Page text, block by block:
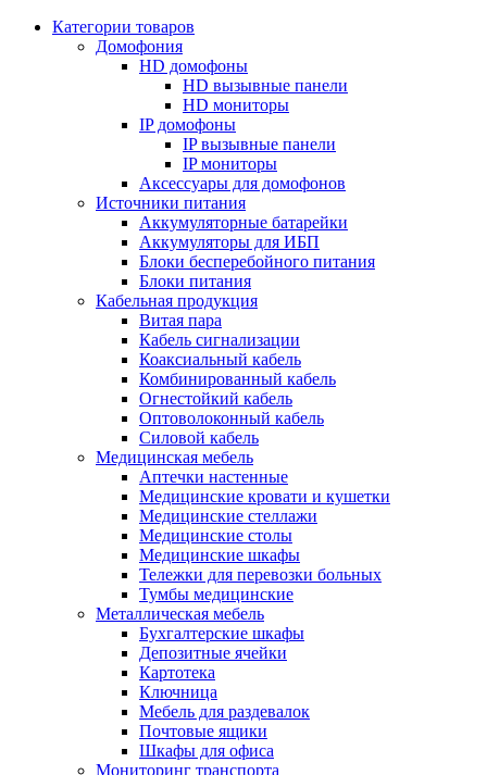
Категории товаров
Домофония
HD домофоны
HD вызывные панели
HD мониторы
IP домофоны
IP вызывные панели
IP мониторы
Аксессуары для домофонов
Источники питания
Аккумуляторные батарейки
Аккумуляторы для ИБП
Блоки бесперебойного питания
Блоки питания
Кабельная продукция
Витая пара
Кабель сигнализации
Коаксиальный кабель
Комбинированный кабель
Огнестойкий кабель
Оптоволоконный кабель
Силовой кабель
Медицинская мебель
Аптечки настенные
Медицинские кровати и кушетки
Медицинские стеллажи
Медицинские столы
Медицинские шкафы
Тележки для перевозки больных
Тумбы медицинские
Металлическая мебель
Бухгалтерские шкафы
Депозитные ячейки
Картотека
Ключница
Мебель для раздевалок
Почтовые ящики
Шкафы для офиса
Мониторинг транспорта